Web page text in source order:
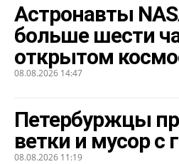
Астронавты
больше шести
открытом
08.08.2026 14:47
Петербуржцы
ветки и мусор с
08.08.2026 11:19